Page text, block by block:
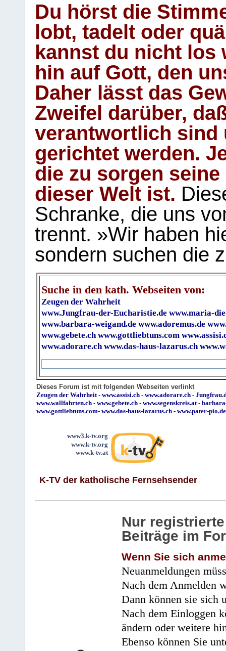
Du hörst die
lobt, tadelt oder
kannst du nicht los
hin auf Gott, den
Daher lässt das
Zweifel darüber,
verantwortlich sind
gerichtet werden.
die zu sorgen
dieser Welt ist.
Schranke, die uns
trennt. »Wir haben
sondern suchen die
Suche in den kath. Webseiten von:
Zeugen der Wahrheit
www.Jungfrau-der-Eucharistie.de www.maria-
www.barbara-weigand.de www.adoremus.de
www.gebete.ch www.gottliebtuns.com
www.adorare.ch www.das-haus-lazarus.ch
Dieses Forum ist mit folgenden Webseiten verlinkt
Zeugen der Wahrheit- www.assisi.ch - www.adorare.ch -
www.wallfahrten.ch - www.gebete.ch - www.segenskreis.at-
www.gottliebtuns.com- www.das-haus-lazarus.ch - www.pater-pio.de
www3.k-tv.org
www.k-tv.org
www.k-tv.at
K-TV der katholische Fernsehsender
Nur
Beiträge im
Wenn Sie sich
Neuanmeldungen
Nach dem Anmelden
Dann können sie sich
Nach dem Einloggen
ändern oder weitere
Ebenso können Sie